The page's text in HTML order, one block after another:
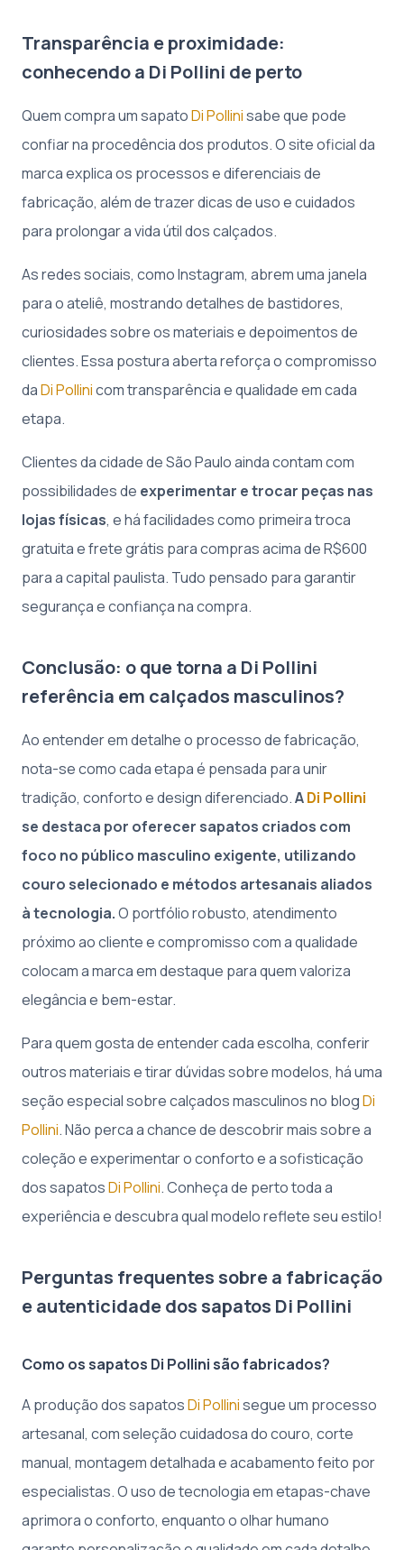
Transparência e proximidade:
conhecendo a Di Pollini de perto
Quem compra um sapatoDi Pollinisabe que pode
confiar na procedência dos produtos. O site oficial da
marca explica os processos e diferenciais de
fabricação, além de trazer dicas de uso e cuidados
para prolongar a vida útil dos calçados.
As redes sociais, como Instagram, abrem uma janela
para o ateliê, mostrando detalhes de bastidores,
curiosidades sobre os materiais e depoimentos de
clientes. Essa postura aberta reforça o compromisso
daDi Pollinicom transparência e qualidade em cada
etapa.
Clientes da cidade de São Paulo ainda contam com
possibilidades de experimentar e trocar peças nas
lojas físicas, e há facilidades como primeira troca
gratuita e frete grátis para compras acima de R$600
para a capital paulista. Tudo pensado para garantir
segurança e confiança na compra.
Conclusão: o que torna a Di Pollini
referência em calçados masculinos?
Ao entender em detalhe o processo de fabricação,
nota-se como cada etapa é pensada para unir
tradição, conforto e design diferenciado.ADi Pollini
se destaca por oferecer sapatos criados com
foco no público masculino exigente, utilizando
couro selecionado e métodos artesanais aliados
à tecnologia.O portfólio robusto, atendimento
próximo ao cliente e compromisso com a qualidade
colocam a marca em destaque para quem valoriza
elegância e bem-estar.
Para quem gosta de entender cada escolha, conferir
outros materiais e tirar dúvidas sobre modelos, há uma
seção especial sobre calçados masculinos no blogDi
Pollini. Não perca a chance de descobrir mais sobre a
coleção e experimentar o conforto e a sofisticação
dos sapatosDi Pollini. Conheça de perto toda a
experiência e descubra qual modelo reflete seu estilo!
Perguntas frequentes sobre a fabricação
e autenticidade dos sapatos Di Pollini
Como os sapatos Di Pollini são fabricados?
A produção dos sapatosDi Pollinisegue um processo
artesanal, com seleção cuidadosa do couro, corte
manual, montagem detalhada e acabamento feito por
especialistas. O uso de tecnologia em etapas-chave
aprimora o conforto, enquanto o olhar humano